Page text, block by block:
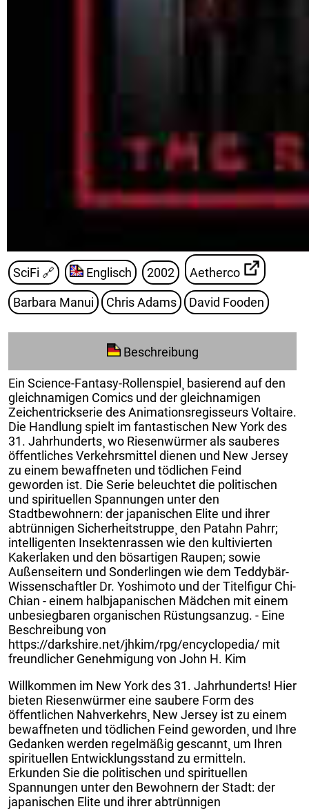
SciFi 🔗 Englisch 2002 Aetherco
Barbara Manui Chris Adams David Fooden
Beschreibung
Ein Science-Fantasy-Rollenspiel¸ basierend auf den
gleichnamigen Comics und der gleichnamigen
Zeichentrickserie des Animationsregisseurs Voltaire.
Die Handlung spielt im fantastischen New York des
31. Jahrhunderts¸ wo Riesenwürmer als sauberes
öffentliches Verkehrsmittel dienen und New Jersey
zu einem bewaffneten und tödlichen Feind
geworden ist. Die Serie beleuchtet die politischen
und spirituellen Spannungen unter den
Stadtbewohnern: der japanischen Elite und ihrer
abtrünnigen Sicherheitstruppe¸ den Patahn Pahrr;
intelligenten Insektenrassen wie den kultivierten
Kakerlaken und den bösartigen Raupen; sowie
Außenseitern und Sonderlingen wie dem Teddybär-
Wissenschaftler Dr. Yoshimoto und der Titelfigur Chi-
Chian - einem halbjapanischen Mädchen mit einem
unbesiegbaren organischen Rüstungsanzug. - Eine
Beschreibung von
https://darkshire.net/jhkim/rpg/encyclopedia/ mit
freundlicher Genehmigung von John H. Kim
Willkommen im New York des 31. Jahrhunderts! Hier
bieten Riesenwürmer eine saubere Form des
öffentlichen Nahverkehrs¸ New Jersey ist zu einem
bewaffneten und tödlichen Feind geworden¸ und Ihre
Gedanken werden regelmäßig gescannt¸ um Ihren
spirituellen Entwicklungsstand zu ermitteln.
Erkunden Sie die politischen und spirituellen
Spannungen unter den Bewohnern der Stadt: der
japanischen Elite und ihrer abtrünnigen